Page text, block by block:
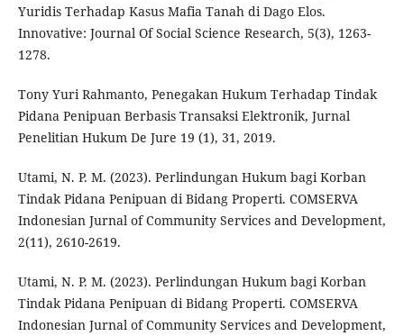
Yuridis Terhadap Kasus Mafia Tanah di Dago Elos.
Innovative: Journal Of Social Science Research, 5(3), 1263-
1278.
Tony Yuri Rahmanto, Penegakan Hukum Terhadap Tindak
Pidana Penipuan Berbasis Transaksi Elektronik, Jurnal
Penelitian Hukum De Jure 19 (1), 31, 2019.
Utami, N. P. M. (2023). Perlindungan Hukum bagi Korban
Tindak Pidana Penipuan di Bidang Properti. COMSERVA
Indonesian Jurnal of Community Services and Development,
2(11), 2610-2619.
Utami, N. P. M. (2023). Perlindungan Hukum bagi Korban
Tindak Pidana Penipuan di Bidang Properti. COMSERVA
Indonesian Jurnal of Community Services and Development,